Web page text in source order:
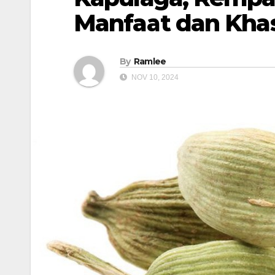
Manfaat dan
By Ramlee
NOV 10, 2024